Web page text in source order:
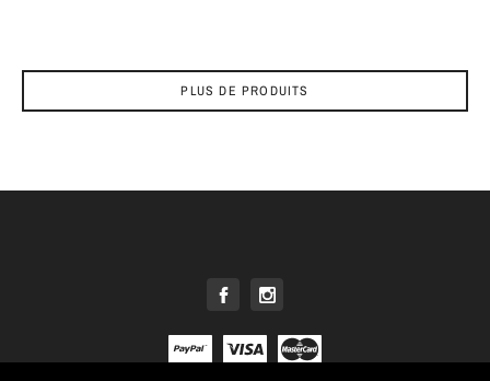
PLUS DE PRODUITS